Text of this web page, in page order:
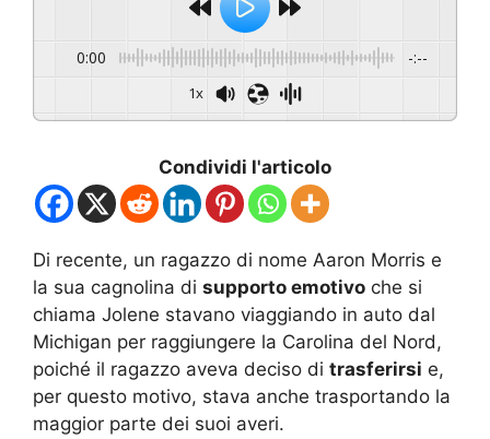
0:00 -:--
1x
Condividi l'articolo
Di recente, un ragazzo di nome Aaron Morris e
la sua cagnolina di supporto emotivo che si
chiama Jolene stavano viaggiando in auto dal
Michigan per raggiungere la Carolina del Nord,
poiché il ragazzo aveva deciso di trasferirsi e,
per questo motivo, stava anche trasportando la
maggior parte dei suoi averi.